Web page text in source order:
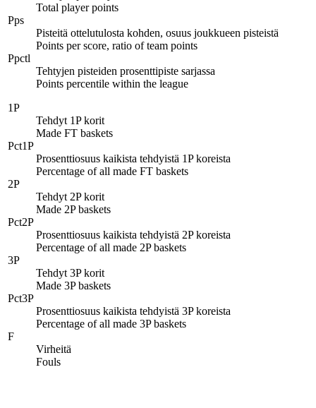
Total player points
Pps
Pisteitä ottelutulosta kohden, osuus joukkueen pisteistä
Points per score, ratio of team points
Ppctl
Tehtyjen pisteiden prosenttipiste sarjassa
Points percentile within the league
1P
Tehdyt 1P korit
Made FT baskets
Pct1P
Prosenttiosuus kaikista tehdyistä 1P koreista
Percentage of all made FT baskets
2P
Tehdyt 2P korit
Made 2P baskets
Pct2P
Prosenttiosuus kaikista tehdyistä 2P koreista
Percentage of all made 2P baskets
3P
Tehdyt 3P korit
Made 3P baskets
Pct3P
Prosenttiosuus kaikista tehdyistä 3P koreista
Percentage of all made 3P baskets
F
Virheitä
Fouls